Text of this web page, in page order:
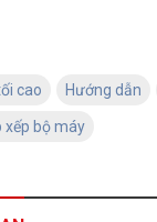
cao Hướng dẫn
xếp bộ máy